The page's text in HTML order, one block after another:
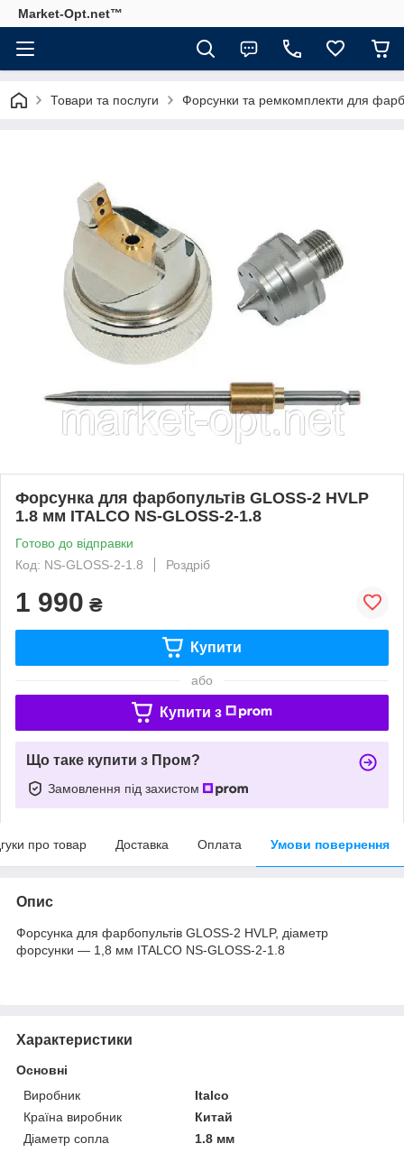
Market-Opt.net™
Товари та послуги Форсунки та ремкомплекти для
Форсунка для фарбопультів GLOSS-2 HVLP
1.8 мм ITALCO NS-GLOSS-2-1.8
Готово до відправки
Код: NS-GLOSS-2-1.8
Роздріб
1 990 ₴
Купити
або
Купити з
Що таке купити з Пром?
Замовлення під захистом
про товар Доставка Оплата Умови повернення
Опис
Форсунка для фарбопультів GLOSS-2 HVLP, діаметр
форсунки — 1,8 мм ITALCO NS-GLOSS-2-1.8
Характеристики
Основні
Виробник
Italco
Країна виробник
Китай
Діаметр сопла
1.8 мм